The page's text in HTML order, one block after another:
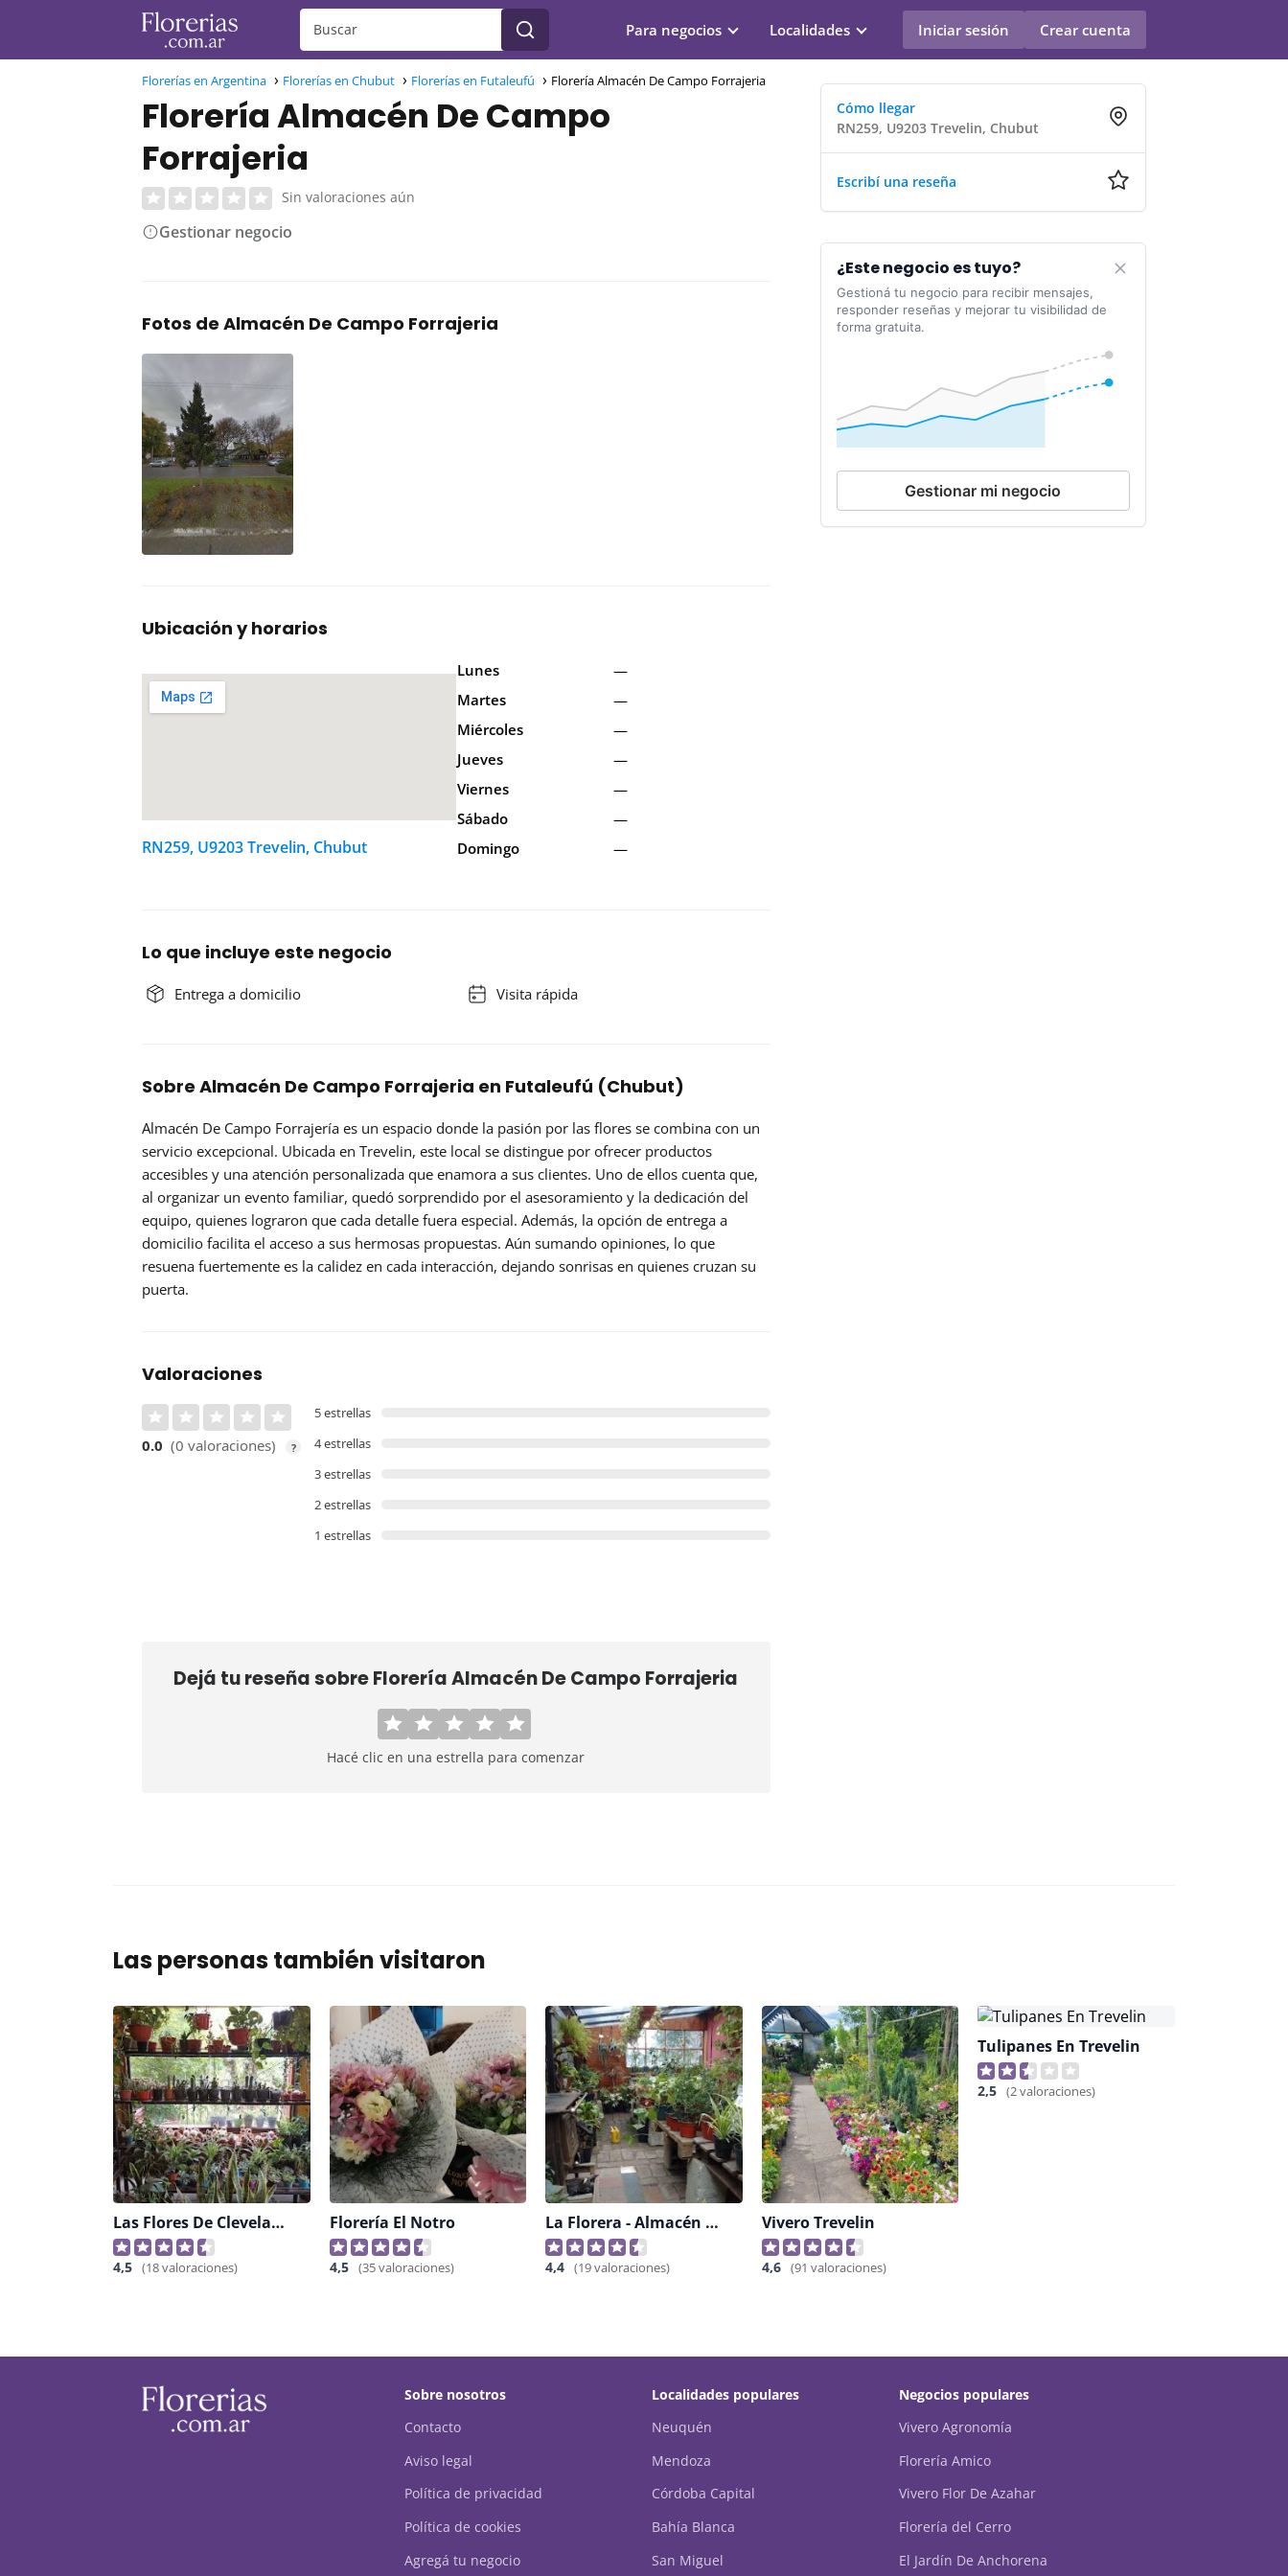
Para negocios Localidades Iniciar sesión Crear cuenta
Florerías en Argentina Florerías en Chubut Florerías en Futaleufú Florería Almacén De Campo Forrajeria
Florería Almacén De Campo
Forrajeria
Sin valoraciones aún
Gestionar negocio
Fotos de Almacén De Campo Forrajeria
Ubicación y horarios
RN259, U9203 Trevelin, Chubut
Lunes
—
Martes
—
Miércoles
—
Jueves
—
Viernes
—
Sábado
—
Domingo
—
Lo que incluye este negocio
Entrega a domicilio Visita rápida
Sobre Almacén De Campo Forrajeria en Futaleufú (Chubut)
Almacén De Campo Forrajería es un espacio donde la pasión por las flores se combina con un
servicio excepcional. Ubicada en Trevelin, este local se distingue por ofrecer productos
accesibles y una atención personalizada que enamora a sus clientes. Uno de ellos cuenta que,
al organizar un evento familiar, quedó sorprendido por el asesoramiento y la dedicación del
equipo, quienes lograron que cada detalle fuera especial. Además, la opción de entrega a
domicilio facilita el acceso a sus hermosas propuestas. Aún sumando opiniones, lo que
resuena fuertemente es la calidez en cada interacción, dejando sonrisas en quienes cruzan su
puerta.
Valoraciones
0.0 (0 valoraciones) ?
5 estrellas
4 estrellas
3 estrellas
2 estrellas
1 estrellas
Dejá tu reseña sobreFlorería Almacén De Campo Forrajeria
Hacé clic en una estrella para comenzar
Cómo llegar
RN259, U9203 Trevelin, Chubut
Escribí una reseña
¿Este negocio es tuyo?
Gestioná tu negocio para recibir mensajes,
responder reseñas y mejorar tu visibilidad de
forma gratuita.
Gestionar mi negocio
Las personas también visitaron
Las Flores De Cleveland
4,5 (18 valoraciones)
Florería El Notro
4,5 (35 valoraciones)
La Florera - Almacén De Jardinería
4,4 (19 valoraciones)
Vivero Trevelin
4,6 (91 valoraciones)
Tulipanes En Trevelin
2,5 (2 valoraciones)
Sobre nosotros
Contacto
Aviso legal
Política de privacidad
Política de cookies
Agregá tu negocio
Localidades populares
Neuquén
Mendoza
Córdoba Capital
Bahía Blanca
San Miguel
Negocios populares
Vivero Agronomía
Florería Amico
Vivero Flor De Azahar
Florería del Cerro
El Jardín De Anchorena